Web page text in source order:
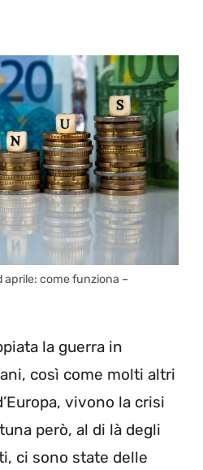
aprile: come funziona –
la guerra in
così come molti altri
vivono la crisi
però, al di là degli
ci sono state delle